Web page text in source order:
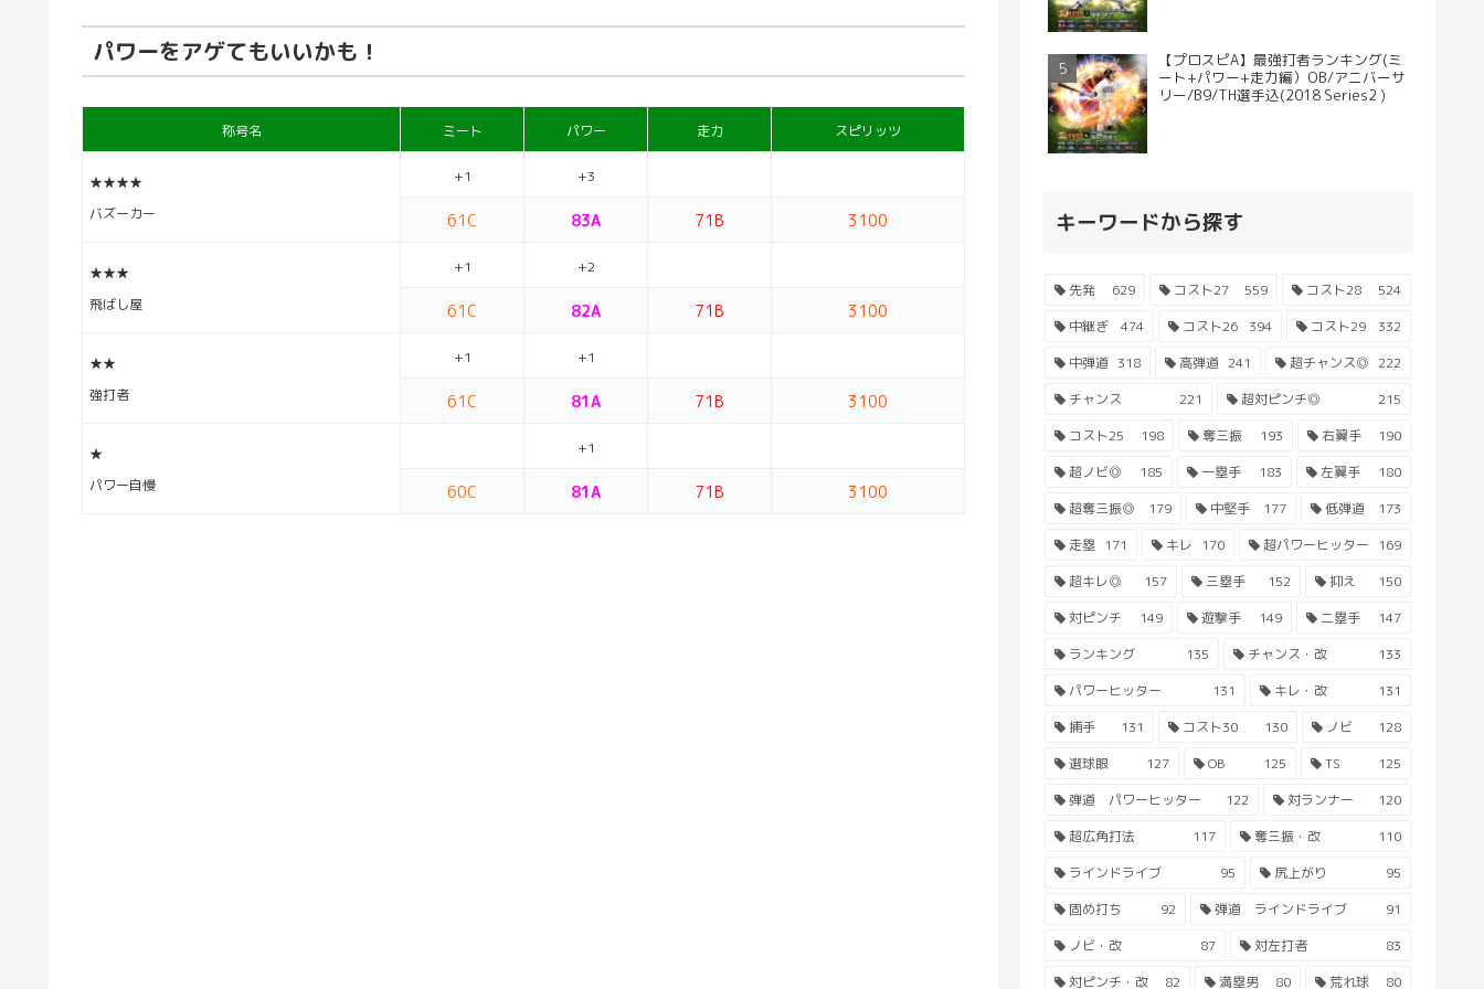
パワーをアゲてもいいかも！
称号名 ミート パワー 走力 スピリッツ
★★★★
バズーカー
+1 +3
61C 83A 71B 3100
★★★
飛ばし屋
+1 +2
61C 82A 71B 3100
★★
強打者
+1 +1
61C 81A 71B 3100
★
パワー自慢
+1
60C 81A 71B 3100
【プロスピA】最強打者ランキング(ミ
ート+パワー+走力編）OB/アニバーサ
リー/B9/TH選手込(2018 Series2 )
キーワードから探す
先発 629 コスト27 559 コスト28
524
中継ぎ
474 コスト26 394 コスト29
332
中弾道 318 高弾道 241 超チャンス◎ 222
チャンス
221 超対ピンチ◎
215
コスト25
198 奪三振 193 右翼手
190
超ノビ◎
185 一塁手 183 左翼手
180
超奪三振◎
179 中堅手 177 低弾道
173
走塁 171 キレ 170 超パワーヒッター 169
超キレ◎
157 三塁手 152 抑え
150
対ピンチ
149 遊撃手 149 二塁手
147
ランキング
135 チャンス・改
133
パワーヒッター
131 キレ・改
131
捕手
131 コスト30 130 ノビ
128
選球眼
127 OB 125 TS
125
弾道 パワーヒッター
122 対ランナー
120
超広角打法
117 奪三振・改
110
ラインドライブ
95 尻上がり
95
固め打ち
92 弾道 ラインドライブ
91
ノビ・改
87 対左打者
83
対ピンチ・改
82 満塁男 80 荒れ球 80